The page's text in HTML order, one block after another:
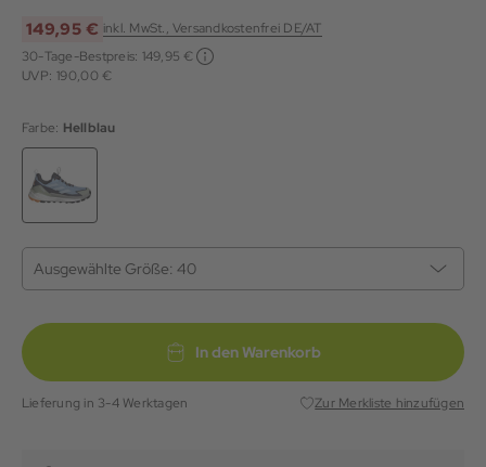
149,95 € inkl. MwSt., Versandkostenfrei DE/AT
30-Tage-Bestpreis: 149,95 €
UVP: 190,00 €
Farbe: Hellblau
Ausgewählte Größe: 40
In den Warenkorb
Lieferung in 3-4 Werktagen Zur Merkliste hinzufügen